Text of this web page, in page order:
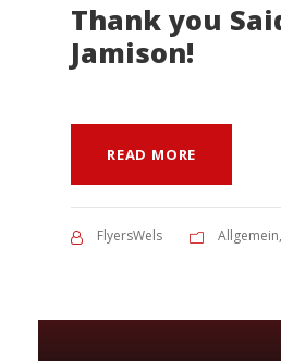
Thank you
Jamison!
READ MORE
FlyersWels Allgemein,